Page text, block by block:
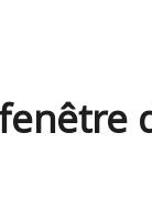
fenêtre